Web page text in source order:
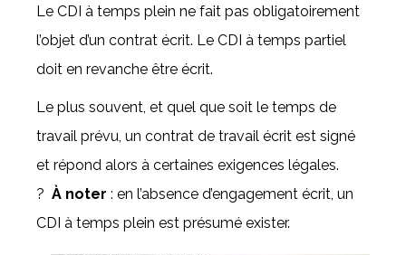
Le CDI à temps plein ne fait pas obligatoirement
l’objet d’un contrat écrit. Le CDI à temps partiel
doit en revanche être écrit.
Le plus souvent, et quel que soit le temps de
travail prévu, un contrat de travail écrit est signé
et répond alors à certaines exigences légales.
? À noter : en l’absence d’engagement écrit, un
CDI à temps plein est présumé exister.